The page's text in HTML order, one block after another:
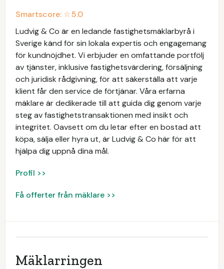
Smartscore: ☆5.0
Ludvig & Co är en ledande fastighetsmäklarbyrå i
Sverige känd för sin lokala expertis och engagemang
för kundnöjdhet. Vi erbjuder en omfattande portfölj
av tjänster, inklusive fastighetsvärdering, försäljning
och juridisk rådgivning, för att säkerställa att varje
klient får den service de förtjänar. Våra erfarna
mäklare är dedikerade till att guida dig genom varje
steg av fastighetstransaktionen med insikt och
integritet. Oavsett om du letar efter en bostad att
köpa, sälja eller hyra ut, är Ludvig & Co här för att
hjälpa dig uppnå dina mål.
Profil >>
Få offerter från mäklare >>
Mäklarringen